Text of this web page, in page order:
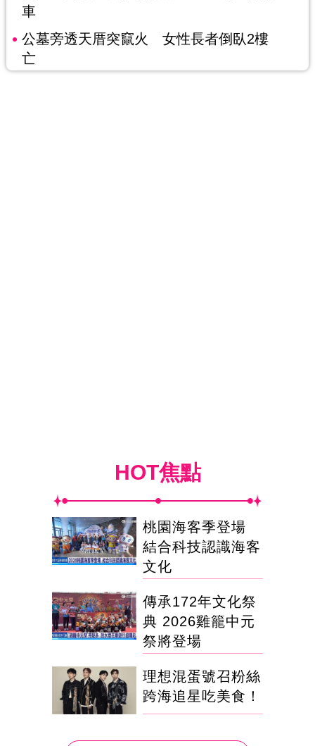
車
公墓旁透天厝突竄火 女性長者倒臥2樓
亡
HOT焦點
桃園海客季登場
結合科技認識海客
文化
傳承172年文化祭
典 2026雞籠中元
祭將登場
理想混蛋號召粉絲
跨海追星吃美食！